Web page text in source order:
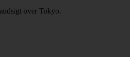
over Tokyo.